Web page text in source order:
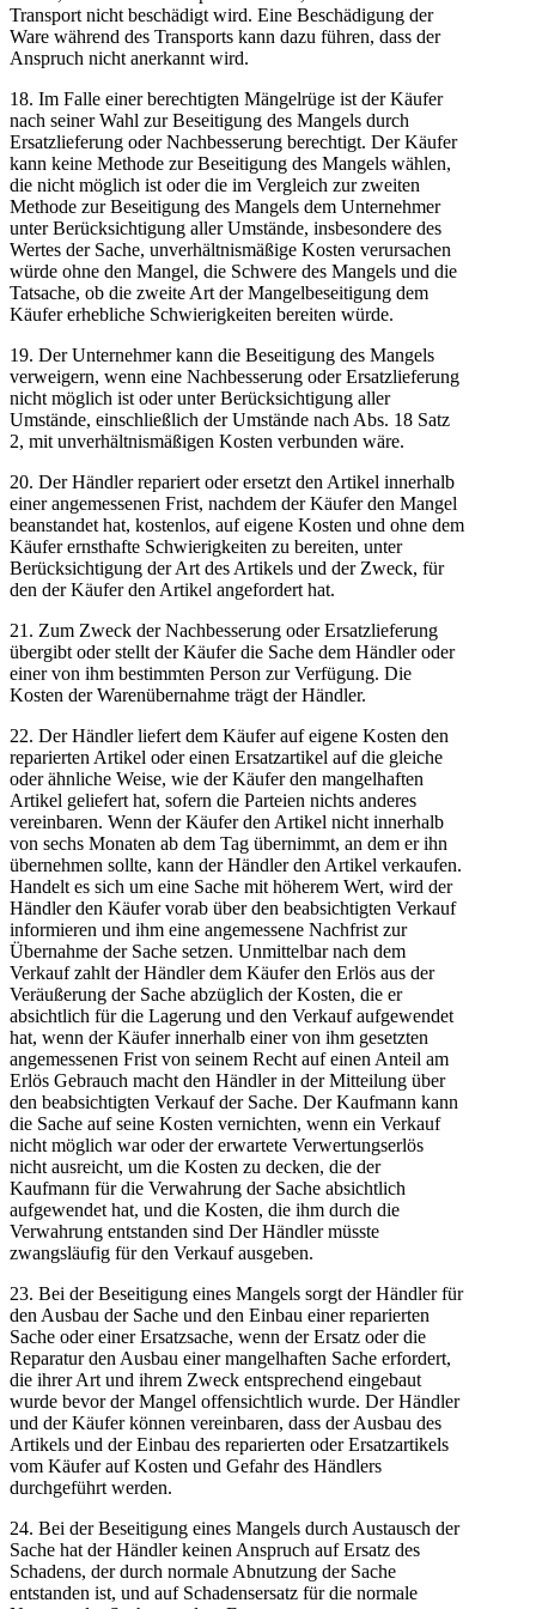
Transport nicht beschädigt wird. Eine Beschädigung der
Ware während des Transports kann dazu führen, dass der
Anspruch nicht anerkannt wird.
18. Im Falle einer berechtigten Mängelrüge ist der Käufer
nach seiner Wahl zur Beseitigung des Mangels durch
Ersatzlieferung oder Nachbesserung berechtigt. Der Käufer
kann keine Methode zur Beseitigung des Mangels wählen,
die nicht möglich ist oder die im Vergleich zur zweiten
Methode zur Beseitigung des Mangels dem Unternehmer
unter Berücksichtigung aller Umstände, insbesondere des
Wertes der Sache, unverhältnismäßige Kosten verursachen
würde ohne den Mangel, die Schwere des Mangels und die
Tatsache, ob die zweite Art der Mangelbeseitigung dem
Käufer erhebliche Schwierigkeiten bereiten würde.
19. Der Unternehmer kann die Beseitigung des Mangels
verweigern, wenn eine Nachbesserung oder Ersatzlieferung
nicht möglich ist oder unter Berücksichtigung aller
Umstände, einschließlich der Umstände nach Abs. 18 Satz
2, mit unverhältnismäßigen Kosten verbunden wäre.
20. Der Händler repariert oder ersetzt den Artikel innerhalb
einer angemessenen Frist, nachdem der Käufer den Mangel
beanstandet hat, kostenlos, auf eigene Kosten und ohne dem
Käufer ernsthafte Schwierigkeiten zu bereiten, unter
Berücksichtigung der Art des Artikels und der Zweck, für
den der Käufer den Artikel angefordert hat.
21. Zum Zweck der Nachbesserung oder Ersatzlieferung
übergibt oder stellt der Käufer die Sache dem Händler oder
einer von ihm bestimmten Person zur Verfügung. Die
Kosten der Warenübernahme trägt der Händler.
22. Der Händler liefert dem Käufer auf eigene Kosten den
reparierten Artikel oder einen Ersatzartikel auf die gleiche
oder ähnliche Weise, wie der Käufer den mangelhaften
Artikel geliefert hat, sofern die Parteien nichts anderes
vereinbaren. Wenn der Käufer den Artikel nicht innerhalb
von sechs Monaten ab dem Tag übernimmt, an dem er ihn
übernehmen sollte, kann der Händler den Artikel verkaufen.
Handelt es sich um eine Sache mit höherem Wert, wird der
Händler den Käufer vorab über den beabsichtigten Verkauf
informieren und ihm eine angemessene Nachfrist zur
Übernahme der Sache setzen. Unmittelbar nach dem
Verkauf zahlt der Händler dem Käufer den Erlös aus der
Veräußerung der Sache abzüglich der Kosten, die er
absichtlich für die Lagerung und den Verkauf aufgewendet
hat, wenn der Käufer innerhalb einer von ihm gesetzten
angemessenen Frist von seinem Recht auf einen Anteil am
Erlös Gebrauch macht den Händler in der Mitteilung über
den beabsichtigten Verkauf der Sache. Der Kaufmann kann
die Sache auf seine Kosten vernichten, wenn ein Verkauf
nicht möglich war oder der erwartete Verwertungserlös
nicht ausreicht, um die Kosten zu decken, die der
Kaufmann für die Verwahrung der Sache absichtlich
aufgewendet hat, und die Kosten, die ihm durch die
Verwahrung entstanden sind Der Händler müsste
zwangsläufig für den Verkauf ausgeben.
23. Bei der Beseitigung eines Mangels sorgt der Händler für
den Ausbau der Sache und den Einbau einer reparierten
Sache oder einer Ersatzsache, wenn der Ersatz oder die
Reparatur den Ausbau einer mangelhaften Sache erfordert,
die ihrer Art und ihrem Zweck entsprechend eingebaut
wurde bevor der Mangel offensichtlich wurde. Der Händler
und der Käufer können vereinbaren, dass der Ausbau des
Artikels und der Einbau des reparierten oder Ersatzartikels
vom Käufer auf Kosten und Gefahr des Händlers
durchgeführt werden.
24. Bei der Beseitigung eines Mangels durch Austausch der
Sache hat der Händler keinen Anspruch auf Ersatz des
Schadens, der durch normale Abnutzung der Sache
entstanden ist, und auf Schadensersatz für die normale